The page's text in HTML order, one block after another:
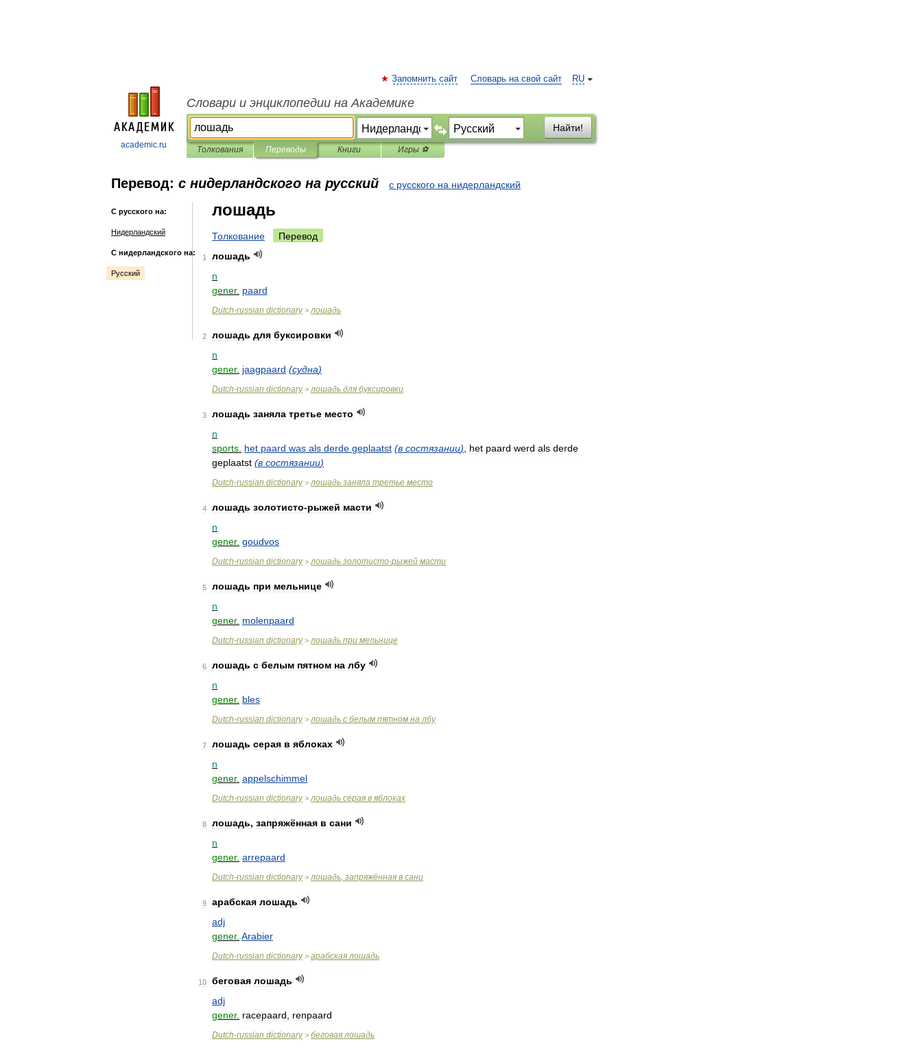
academic.ru
RU
Запомнить сайт Словарь на свой сайт
Словари и энциклопедии на Академике
Найти!
Толкования Переводы Книги Игры ⚽
Перевод: с нидерландского на русский с русского на нидерландский
С русского на:
Нидерландский
С нидерландского на:
Русский
лошадь
Толкование Перевод
1
лошадь
n
gener. paard
Dutch-russian dictionary> лошадь
2 лошадь для буксировки
n
gener. jaagpaard (судна)
Dutch-russian dictionary> лошадь для буксировки
3 лошадь заняла третье место
n
sports het paard was als derde geplaatst (в состязании) het paard werd als derde
geplaatst (в состязании)
Dutch-russian dictionary> лошадь заняла третье место
4 лошадь золотисто-рыжей масти
n
gener. goudvos
Dutch-russian dictionary> лошадь золотисто-рыжей масти
5 лошадь при мельнице
n
gener. molenpaard
Dutch-russian dictionary> лошадь при мельнице
6 лошадь с белым пятном на лбу
n
gener. bles
Dutch-russian dictionary> лошадь с белым пятном на лбу
7 лошадь серая в яблоках
n
gener. appelschimmel
Dutch-russian dictionary> лошадь серая в яблоках
8 лошадь, запряжённая в сани
n
gener. arrepaard
Dutch-russian dictionary> лошадь, запряжённая в сани
9 арабская лошадь
adj
gener. Arabier
Dutch-russian dictionary> арабская лошадь
10 беговая лошадь
adj
gener. racepaard renpaard
Dutch-russian dictionary> беговая лошадь